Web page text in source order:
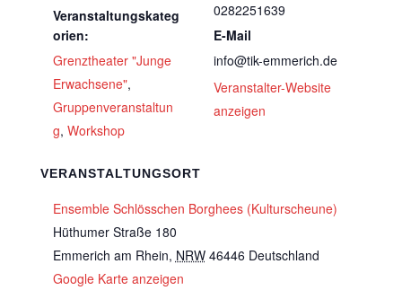
Veranstaltungskateg
orien:
Grenztheater "Junge
Erwachsene",
Gruppenveranstaltun
g, Workshop
VERANSTALTUNGSORT
Ensemble Schlösschen Borghees (Kulturscheune)
Hüthumer Straße 180
Emmerich am Rhein, NRW 46446 Deutschland
Google Karte anzeigen
0282251639
E-Mail
info@tik-emmerich.de
Veranstalter-Website
anzeigen